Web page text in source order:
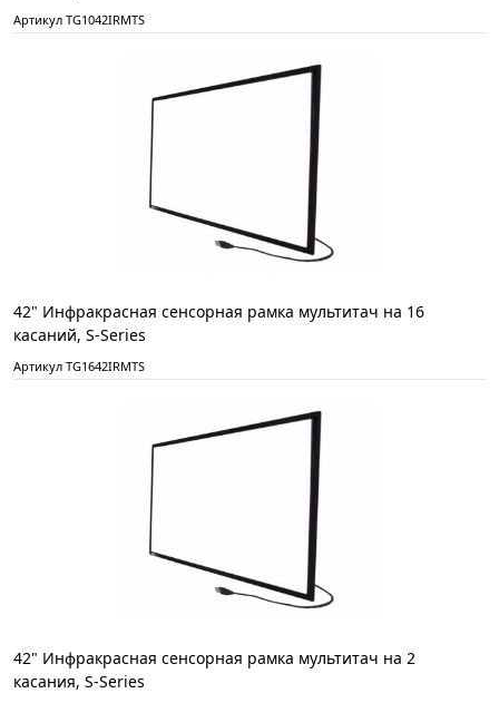
Артикул TG1042IRMTS
42" Инфракрасная сенсорная рамка мультитач на 16
касаний, S-Series
Артикул TG1642IRMTS
42" Инфракрасная сенсорная рамка мультитач на 2
касания, S-Series